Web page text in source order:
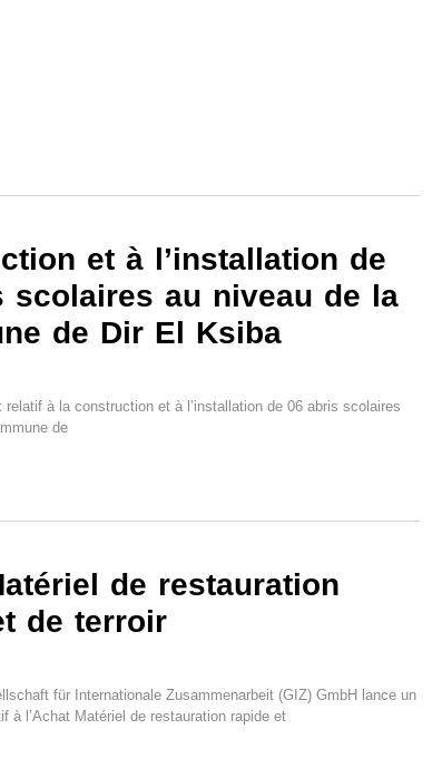
et à l’installation de
scolaires au niveau de la
de Dir El Ksiba
à la construction et à l’installation de 06 abris scolaires
de
de restauration
de terroir
für Internationale Zusammenarbeit (GIZ) GmbH lance un
à l’Achat Matériel de restauration rapide et